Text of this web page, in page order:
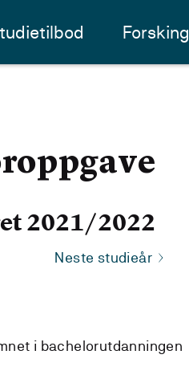
Forsking
2021/2022
Neste studieår
i bachelorutdanningen